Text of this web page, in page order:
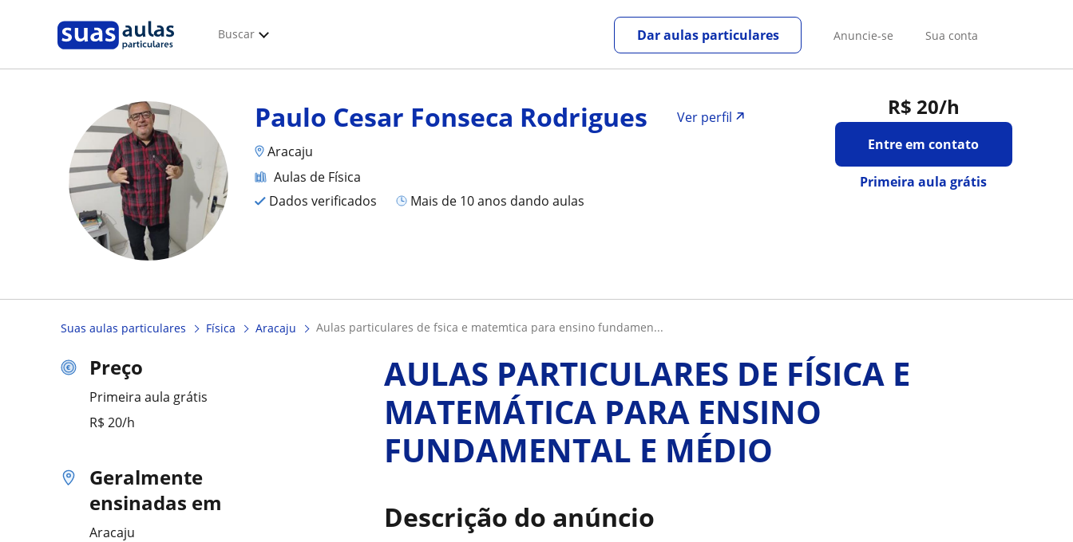
Buscar Anuncie-se Sua conta
Dar aulas particulares
R$ 20/h
Entre em contato
Primeira aula grátis
Paulo Cesar Fonseca Rodrigues
Ver perfil
Aracaju
Aulas de Física
Dados verificados
mais de 10 anos dando aulas
Suas aulas particulares Física Aracaju aulas particulares de fsica e matemtica para ensino fundamen...
Preço
Primeira aula grátis
R$ 20/h
Geralmente
ensinadas em
Aracaju
AULAS PARTICULARES DE FÍSICA E
MATEMÁTICA PARA ENSINO
FUNDAMENTAL E MÉDIO
Descrição do anúncio